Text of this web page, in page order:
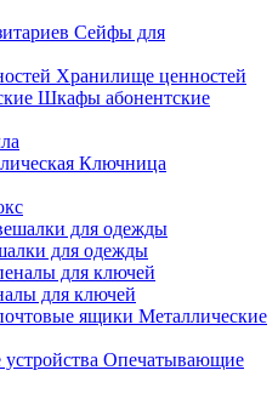
Сейфы для
Хранилище ценностей
Шкафы абонентские
Ключница
для одежды
для ключей
Металлические
Опечатывающие